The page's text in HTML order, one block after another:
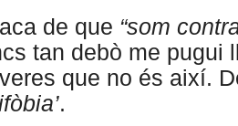
de que “som
tan debò me pugui
que no és així.
.